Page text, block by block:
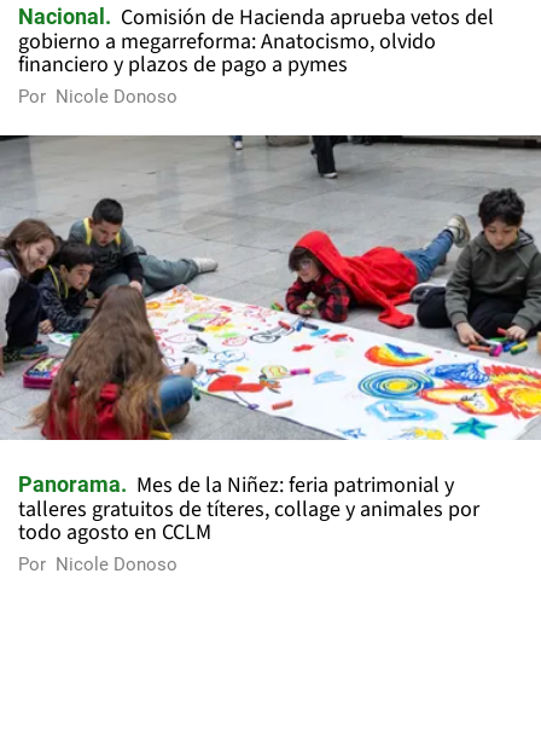
Nacional
Comisión de Hacienda aprueba vetos del
gobierno a megarreforma: Anatocismo, olvido
financiero y plazos de pago a pymes
Por Nicole Donoso
Panorama
Mes de la Niñez: feria patrimonial y
talleres gratuitos de títeres, collage y animales por
todo agosto en CCLM
Por Nicole Donoso